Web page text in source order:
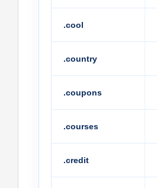
.cool
.country
.coupons
.courses
.credit